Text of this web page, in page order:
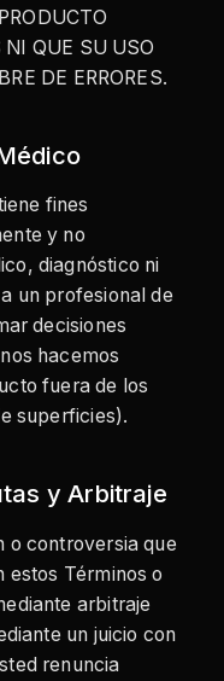
QUE SU USO
DE ERRORES.
fines
y no
diagnóstico ni
un profesional de
decisiones
hacemos
fuera de los
superficies).
y Arbitraje
o controversia que
estos Términos o
arbitraje
un juicio con
renuncia